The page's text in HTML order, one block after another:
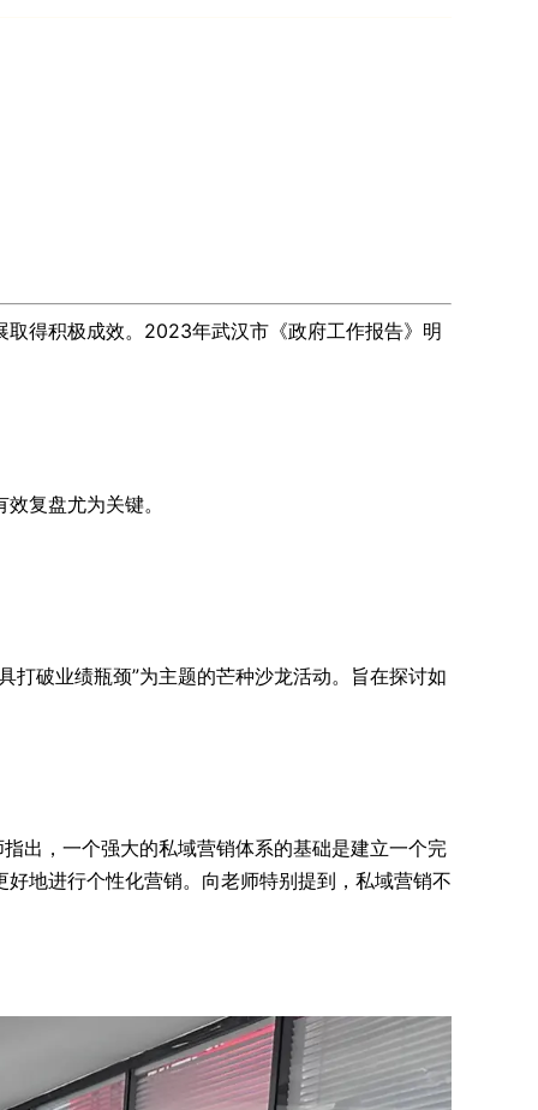
得积极成效。2023年武汉市《政府工作报告》明
复盘尤为关键。
打破业绩瓶颈”为主题的芒种沙龙活动。旨在探讨如
出，一个强大的私域营销体系的基础是建立一个完
地进行个性化营销。向老师特别提到，私域营销不